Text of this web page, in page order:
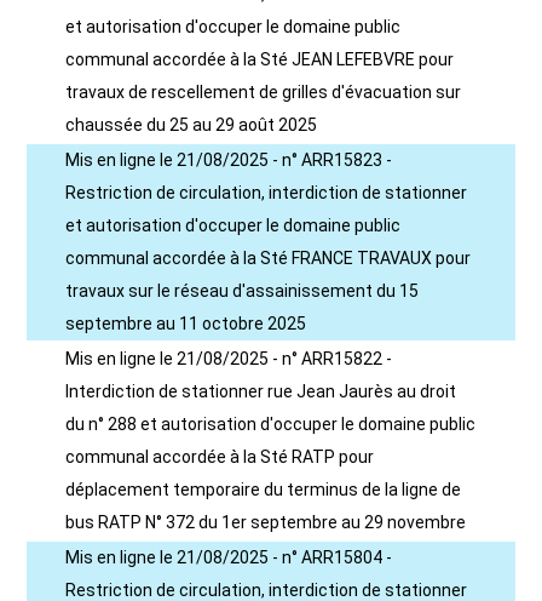
et autorisation d'occuper le domaine public
communal accordée à la Sté JEAN LEFEBVRE pour
travaux de rescellement de grilles d'évacuation sur
chaussée du 25 au 29 août 2025
Mis en ligne le 21/08/2025 - n° ARR15823 -
Restriction de circulation, interdiction de stationner
et autorisation d'occuper le domaine public
communal accordée à la Sté FRANCE TRAVAUX pour
travaux sur le réseau d'assainissement du 15
septembre au 11 octobre 2025
Mis en ligne le 21/08/2025 - n° ARR15822 -
Interdiction de stationner rue Jean Jaurès au droit
du n° 288 et autorisation d'occuper le domaine public
communal accordée à la Sté RATP pour
déplacement temporaire du terminus de la ligne de
bus RATP N° 372 du 1er septembre au 29 novembre
Mis en ligne le 21/08/2025 - n° ARR15804 -
Restriction de circulation, interdiction de stationner